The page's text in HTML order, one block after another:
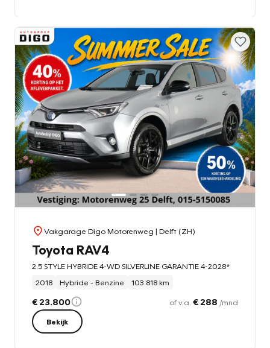
Vakgarage Digo Motorenweg | Delft (ZH)
Toyota RAV4
2.5 STYLE HYBRIDE 4-WD SILVERLINE GARANTIE 4-2028*
2018
Hybride - Benzine 103.818 km
€ 23.800 of v.a. € 288 /mnd
Bekijk